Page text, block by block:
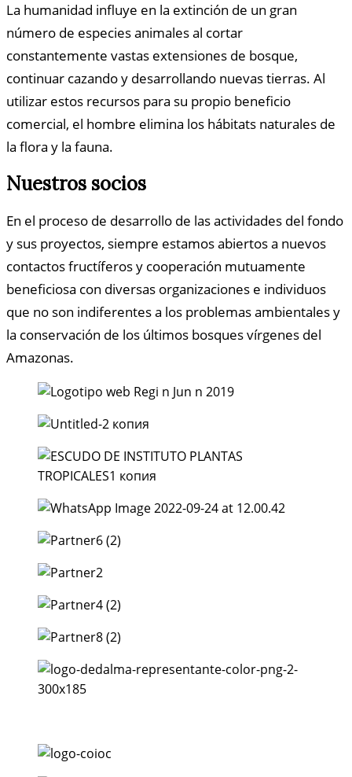
La humanidad influye en la extinción de un gran
número de especies animales al cortar
constantemente vastas extensiones de bosque,
continuar cazando y desarrollando nuevas tierras. Al
utilizar estos recursos para su propio beneficio
comercial, el hombre elimina los hábitats naturales de
la flora y la fauna.
Nuestros socios
En el proceso de desarrollo de las actividades del fondo
y sus proyectos, siempre estamos abiertos a nuevos
contactos fructíferos y cooperación mutuamente
beneficiosa con diversas organizaciones e individuos
que no son indiferentes a los problemas ambientales y
la conservación de los últimos bosques vírgenes del
Amazonas.